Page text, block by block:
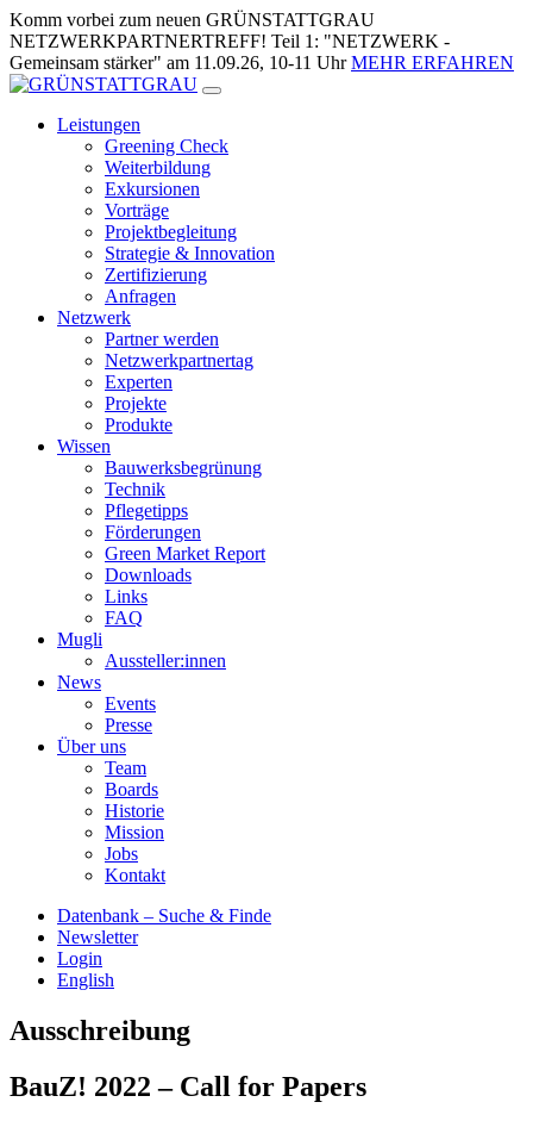
Zum
Inhalt
springen
Komm vorbei zum neuen GRÜNSTATTGRAU
NETZWERKPARTNERTREFF! Teil 1: "NETZWERK -
Gemeinsam stärker" am 11.09.26, 10-11 UhrMEHR ERFAHREN
Leistungen
Greening Check
Weiterbildung
Exkursionen
Vorträge
Projektbegleitung
Strategie & Innovation
Zertifizierung
Anfragen
Netzwerk
Partner werden
Netzwerkpartnertag
Experten
Projekte
Produkte
Wissen
Bauwerksbegrünung
Technik
Pflegetipps
Förderungen
Green Market Report
Downloads
Links
FAQ
Mugli
Aussteller:innen
News
Events
Presse
Über uns
Team
Boards
Historie
Mission
Jobs
Kontakt
Datenbank – Suche & Finde
Newsletter
Login
English
Ausschreibung
BauZ! 2022 – Call for Papers